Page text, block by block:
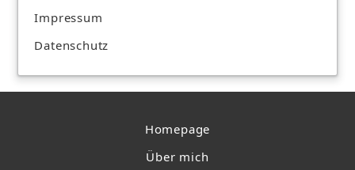
Impressum
Datenschutz
Homepage
Über mich